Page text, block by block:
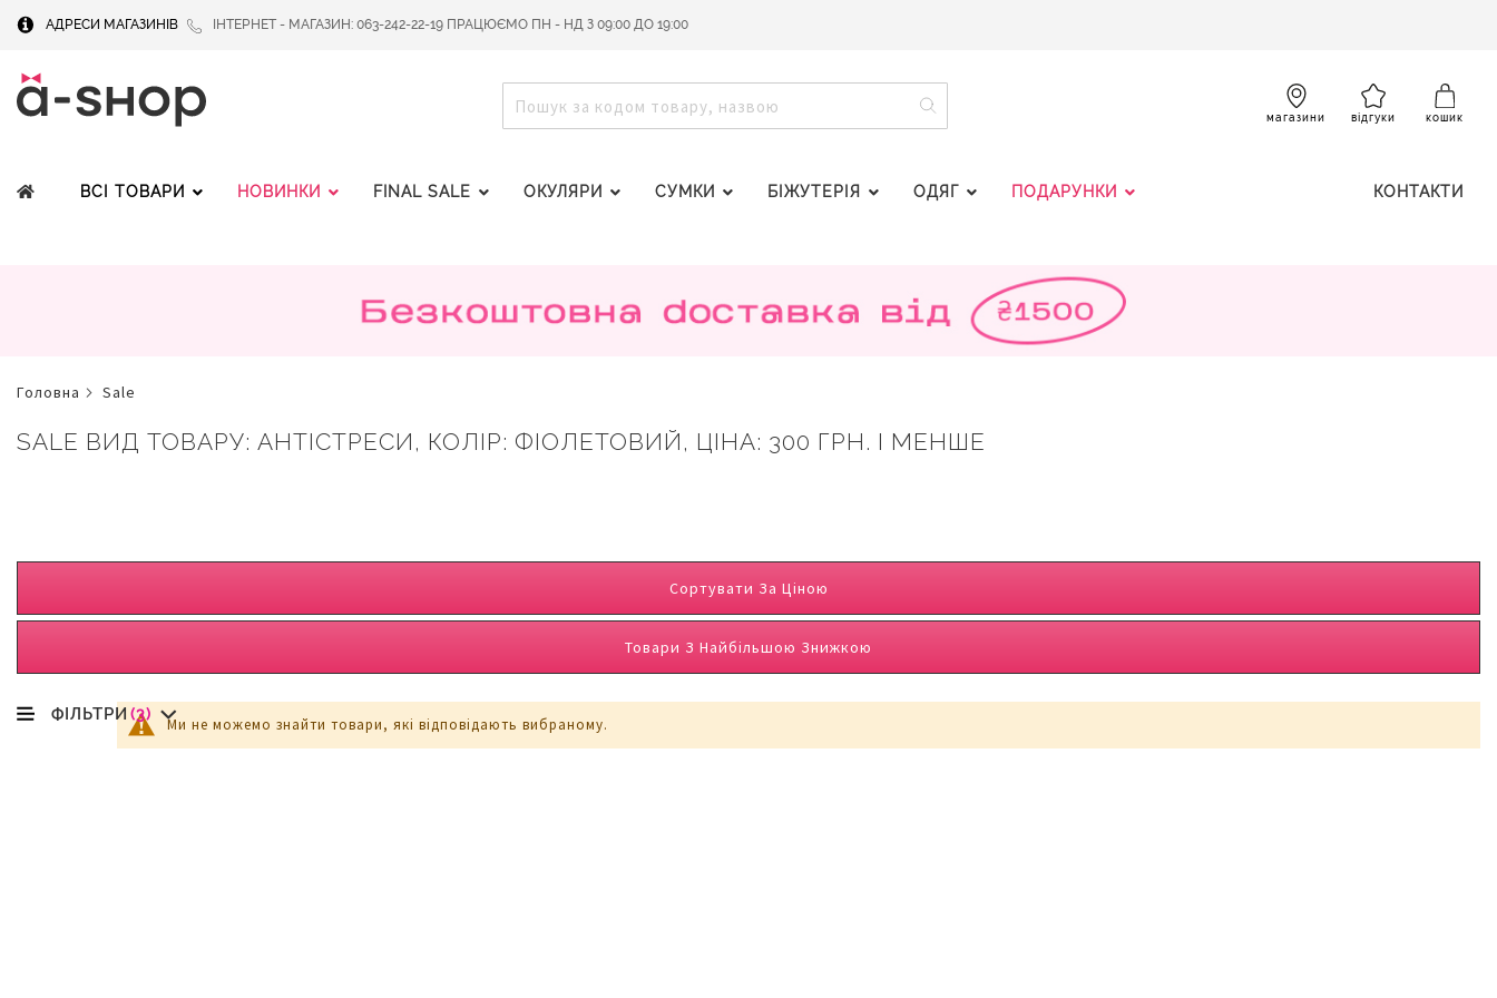
АДРЕСИ МАГАЗИНІВ ІНТЕРНЕТ - МАГАЗИН: 063-242-22-19 ПРАЦЮЄМО ПН - НД З 09:00 ДО 19:00
ПОШУК
магазини відгуки кошик
ВСІ ТОВАРИ НОВИНКИ FINAL SALE ОКУЛЯРИ СУМКИ БІЖУТЕРІЯ ОДЯГ ПОДАРУНКИ КОНТАКТИ
головна sale
SALE ВИД ТОВАРУ: АНТІСТРЕСИ, КОЛІР: ФІОЛЕТОВИЙ, ЦІНА: 300 ГРН. І МЕНШЕ
Сортувати За Ціною
Товари З Найбільшою Знижкою
Ми не можемо знайти товари, які відповідають вибраному.
ФІЛЬТРИ (3)